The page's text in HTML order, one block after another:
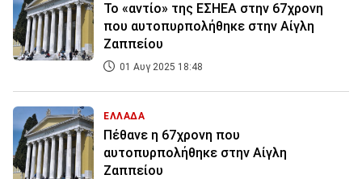
Το «αντίο» της ΕΣΗΕΑ στην 67χρονη
που αυτοπυρπολήθηκε στην Αίγλη
Ζαππείου
01 Αυγ 2025 18:48
ΕΛΛΑΔΑ
Πέθανε η 67χρονη που
αυτοπυρπολήθηκε στην Αίγλη
Ζαππείου